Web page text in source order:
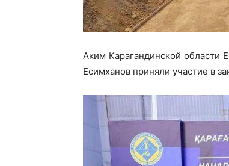
Аким Карагандинской области
Есимханов приняли участие в